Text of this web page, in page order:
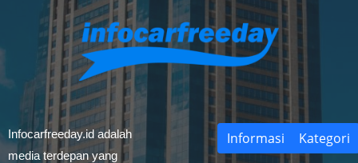
Infocarfreeday.id adalah
media terdepan yang
Informasi Kategori